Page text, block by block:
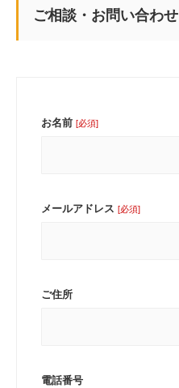
ご相談・お問い合わせ
お名前 [必須]
メールアドレス [必須]
ご住所
電話番号